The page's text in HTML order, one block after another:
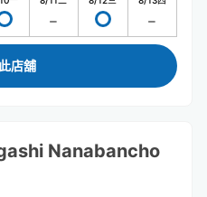
店舖
Nanabancho